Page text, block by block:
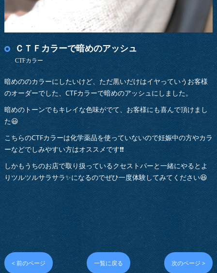
ＣＴＦカラーで暗めのアッシュ
CTFカラー
暗めののカラーにしたいけど、ただ黒いだけはイヤっていうお客様
のオーダーでした、CTFカラーで暗めのアッシュにしました。
暗めのトーンでもキレイな色味がでて、お客様にも喜んで頂けまし
た😃
こちらのCTFカラーは化学薬品を使っていないので妊娠中の方やカラ
ーなどでしみやすい方はオススメです❗️❗️
しかもうちのお店で取り扱っているクセストパーと一緒にやるとよ
りツルツルサラサラ✨になるのでぜひ一度体験してみてください😆
< 前のページ 一覧に戻る 次のページ >